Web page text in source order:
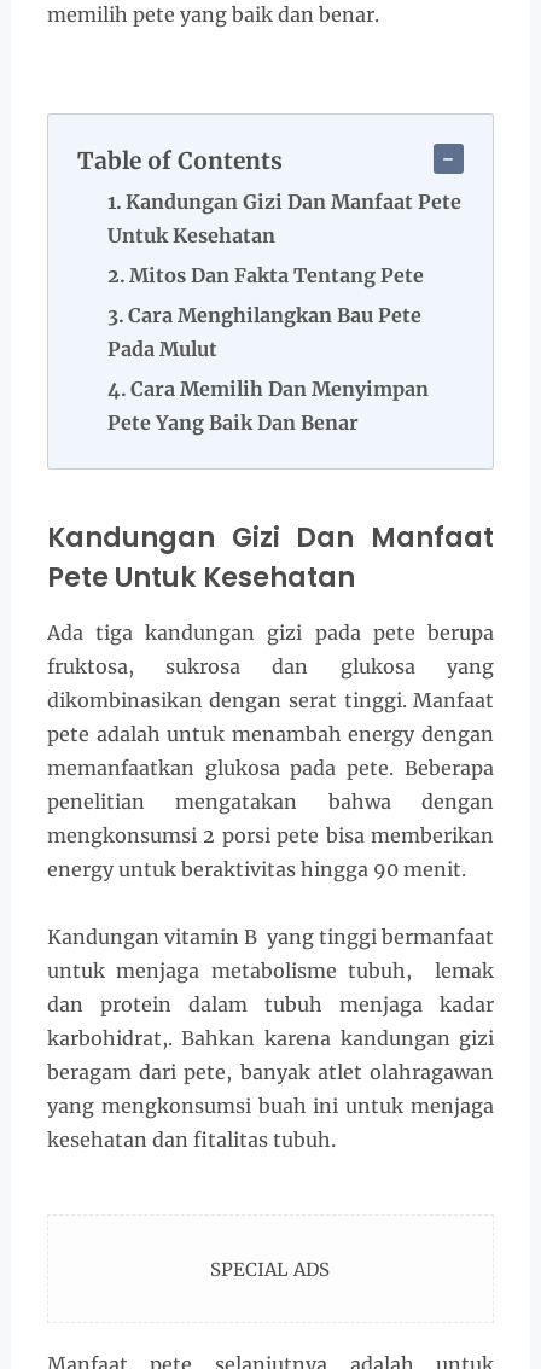
memilih pete yang baik dan benar.
Table of Contents
Kandungan Gizi Dan Manfaat Pete
Untuk Kesehatan
Mitos Dan Fakta Tentang Pete
Cara Menghilangkan Bau Pete
Pada Mulut
Cara Memilih Dan Menyimpan
Pete Yang Baik Dan Benar
Kandungan Gizi Dan Manfaat
Pete Untuk Kesehatan
Ada tiga kandungan gizi pada pete berupa
fruktosa, sukrosa dan glukosa yang
dikombinasikan dengan serat tinggi. Manfaat
pete adalah untuk menambah energy dengan
memanfaatkan glukosa pada pete. Beberapa
penelitian mengatakan bahwa dengan
mengkonsumsi 2 porsi pete bisa memberikan
energy untuk beraktivitas hingga 90 menit.
Kandungan vitamin B yang tinggi bermanfaat
untuk menjaga metabolisme tubuh, lemak
dan protein dalam tubuh menjaga kadar
karbohidrat,. Bahkan karena kandungan gizi
beragam dari pete, banyak atlet olahragawan
yang mengkonsumsi buah ini untuk menjaga
kesehatan dan fitalitas tubuh.
SPECIAL ADS
Manfaat pete selanjutnya adalah untuk